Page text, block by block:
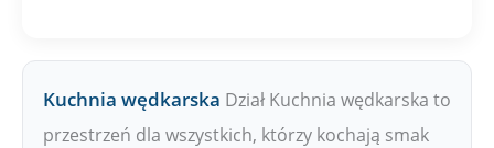
Kuchnia wędkarska Dział Kuchnia wędkarska to
przestrzeń dla wszystkich, którzy kochają smak